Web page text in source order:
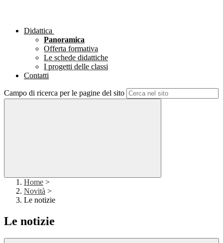
Didattica
Panoramica
Offerta formativa
Le schede didattiche
I progetti delle classi
Contatti
Campo di ricerca per le pagine del sito
Home >
Novità >
Le notizie
Le notizie